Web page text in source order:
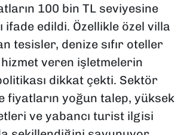
100 bin TL seviyesine
ifade edildi. Özellikle özel villa
tesisler, denize sıfır oteller
veren işletmelerin
dikkat çekti. Sektör
fiyatların yoğun talep, yüksek
ve yabancı turist ilgisi